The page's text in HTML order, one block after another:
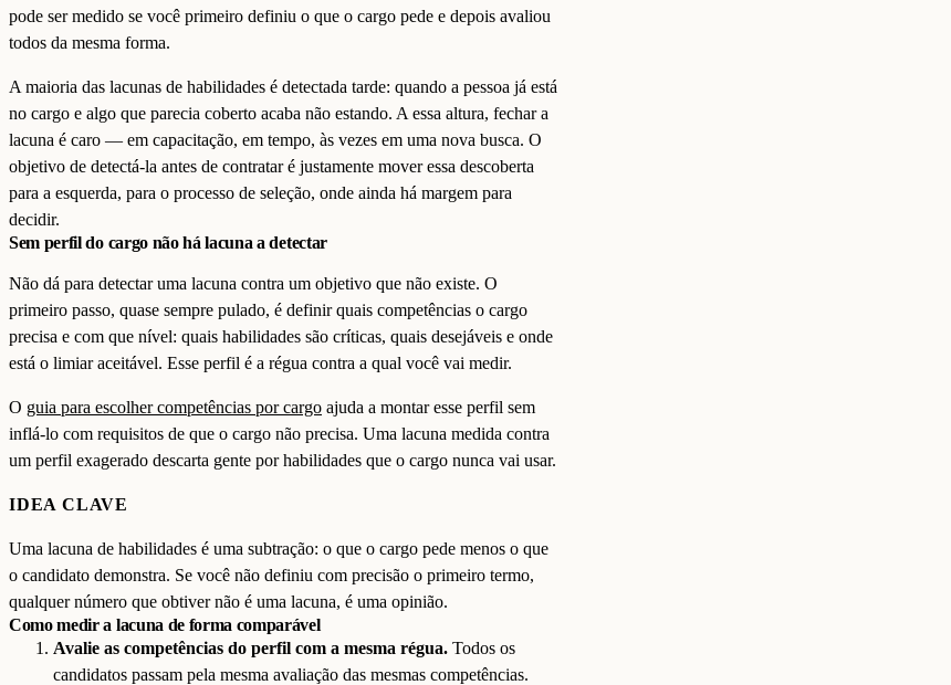
pode ser medido se você primeiro definiu o que o cargo pede e depois avaliou
todos da mesma forma.
A maioria das lacunas de habilidades é detectada tarde: quando a pessoa já está
no cargo e algo que parecia coberto acaba não estando. A essa altura, fechar a
lacuna é caro — em capacitação, em tempo, às vezes em uma nova busca. O
objetivo de detectá-la antes de contratar é justamente mover essa descoberta
para a esquerda, para o processo de seleção, onde ainda há margem para
decidir.
Sem perfil do cargo não há lacuna a detectar
Não dá para detectar uma lacuna contra um objetivo que não existe. O
primeiro passo, quase sempre pulado, é definir quais competências o cargo
precisa e com que nível: quais habilidades são críticas, quais desejáveis e onde
está o limiar aceitável. Esse perfil é a régua contra a qual você vai medir.
O guia para escolher competências por cargo ajuda a montar esse perfil sem
inflá-lo com requisitos de que o cargo não precisa. Uma lacuna medida contra
um perfil exagerado descarta gente por habilidades que o cargo nunca vai usar.
IDEA CLAVE
Uma lacuna de habilidades é uma subtração: o que o cargo pede menos o que
o candidato demonstra. Se você não definiu com precisão o primeiro termo,
qualquer número que obtiver não é uma lacuna, é uma opinião.
Como medir a lacuna de forma comparável
Avalie as competências do perfil com a mesma régua. Todos os
candidatos passam pela mesma avaliação das mesmas competências.